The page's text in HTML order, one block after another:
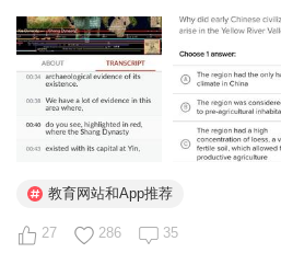
非营利组织，主旨在于利用网络影
数学、历史...
教育网站和App推荐
27 286 35